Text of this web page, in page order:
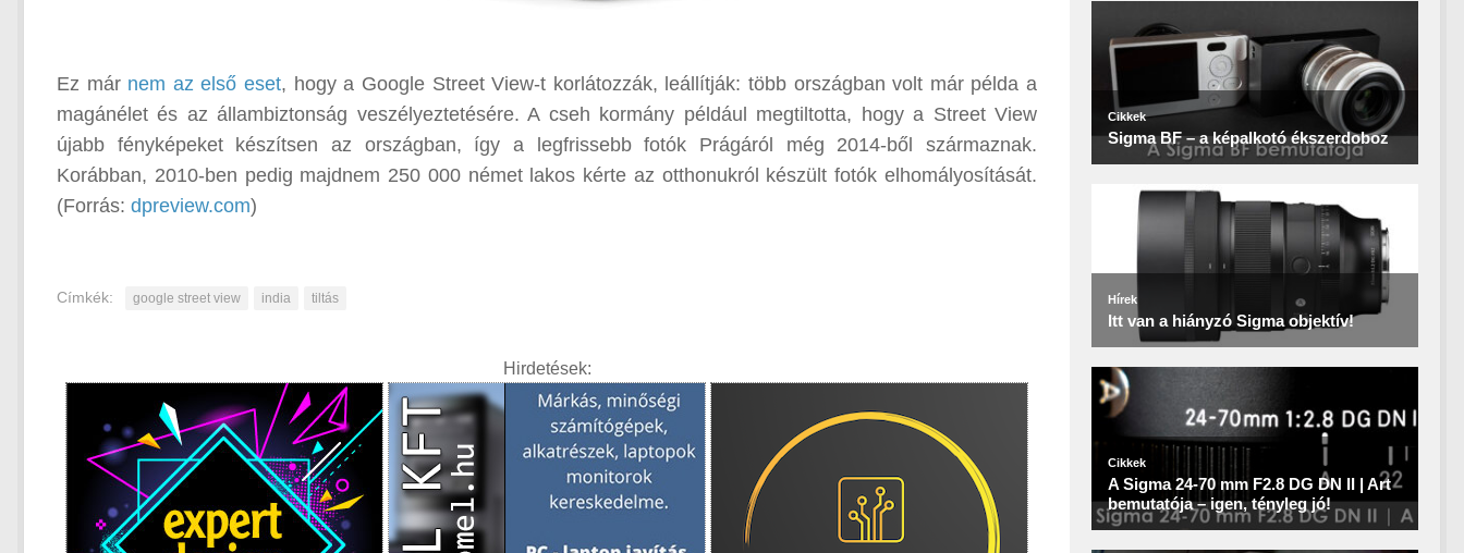
Ez már nem az első eset, hogy a Google Street View-t korlátozzák, leállítják: több országban volt már példa a
magánélet és az állambiztonság veszélyeztetésére. A cseh kormány például megtiltotta, hogy a Street View
újabb fényképeket készítsen az országban, így a legfrissebb fotók Prágáról még 2014-ből származnak.
Korábban, 2010-ben pedig majdnem 250 000 német lakos kérte az otthonukról készült fotók elhomályosítását.
(Forrás: dpreview.com)
Címkék: google street view india tiltás
Hirdetések: